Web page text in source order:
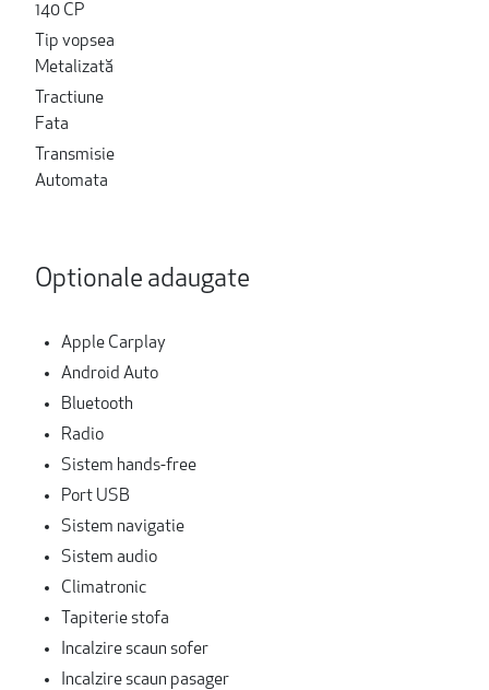
140 CP
Tip vopsea
Metalizată
Tractiune
Fata
Transmisie
Automata
Optionale adaugate
Apple Carplay
Android Auto
Bluetooth
Radio
Sistem hands-free
Port USB
Sistem navigatie
Sistem audio
Climatronic
Tapiterie stofa
Incalzire scaun sofer
Incalzire scaun pasager